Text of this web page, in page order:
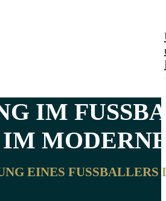
IM
EINES FUSSBALLERS